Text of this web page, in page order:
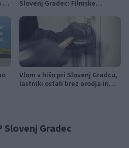
Slovenj Gradec: Filmske
počitniški kino
Vlom v hišo pri Slovenj Gradcu,
lastniki ostali brez orodja in
Gradec